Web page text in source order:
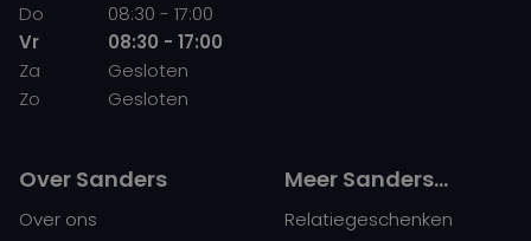
Do
08:30 - 17:00
Vr
08:30 - 17:00
Za
Gesloten
Zo
Gesloten
Over Sanders
Over ons
Meer Sanders…
Relatiegeschenken